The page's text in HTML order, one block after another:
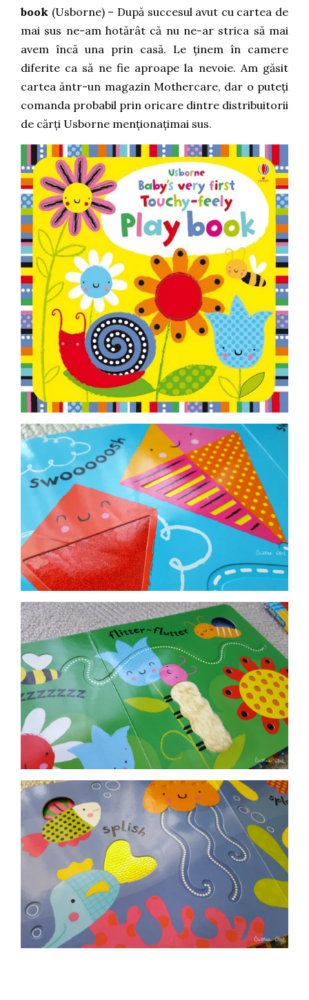
book (Usborne) – După succesul avut cu cartea de
mai sus ne-am hotărât că nu ne-ar strica să mai
avem încă una prin casă. Le ținem în camere
diferite ca să ne fie aproape la nevoie. Am găsit
cartea ăntr-un magazin Mothercare, dar o puteți
comanda probabil prin oricare dintre distribuitorii
de cărți Usborne menționațimai sus.